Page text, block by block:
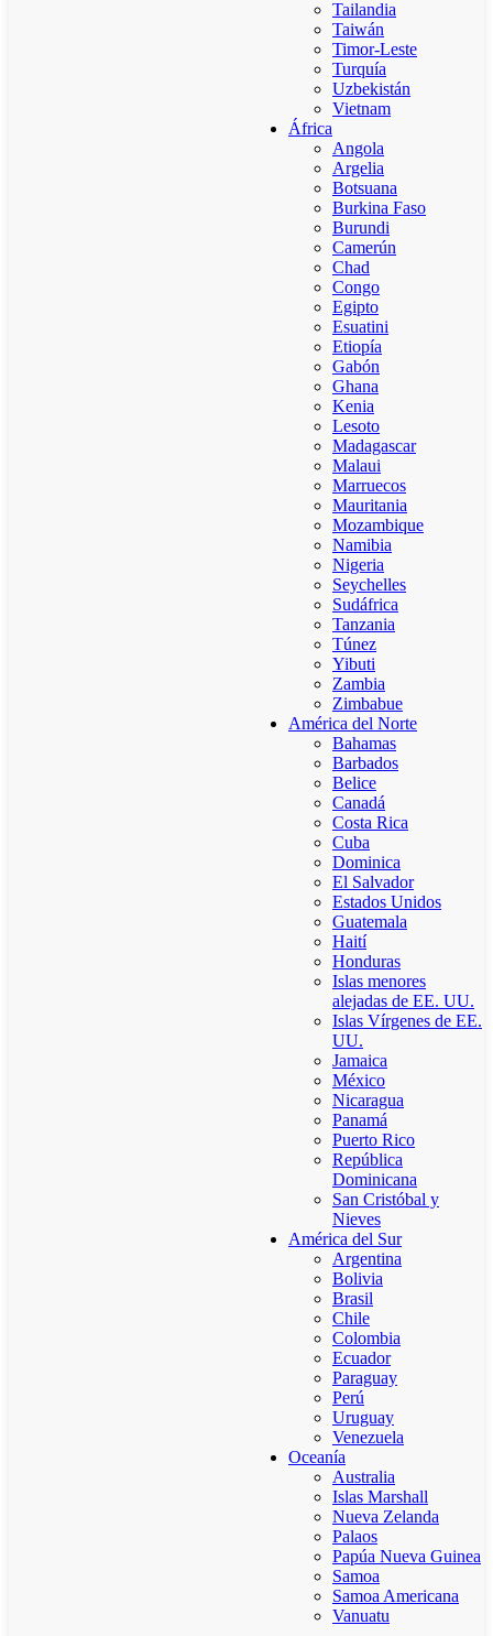
Tailandia
Taiwán
Timor-Leste
Turquía
Uzbekistán
Vietnam
África
Angola
Argelia
Botsuana
Burkina Faso
Burundi
Camerún
Chad
Congo
Egipto
Esuatini
Etiopía
Gabón
Ghana
Kenia
Lesoto
Madagascar
Malaui
Marruecos
Mauritania
Mozambique
Namibia
Nigeria
Seychelles
Sudáfrica
Tanzania
Túnez
Yibuti
Zambia
Zimbabue
América del Norte
Bahamas
Barbados
Belice
Canadá
Costa Rica
Cuba
Dominica
El Salvador
Estados Unidos
Guatemala
Haití
Honduras
Islas menores
alejadas de EE. UU.
Islas Vírgenes de EE.
UU.
Jamaica
México
Nicaragua
Panamá
Puerto Rico
República
Dominicana
San Cristóbal y
Nieves
América del Sur
Argentina
Bolivia
Brasil
Chile
Colombia
Ecuador
Paraguay
Perú
Uruguay
Venezuela
Oceanía
Australia
Islas Marshall
Nueva Zelanda
Palaos
Papúa Nueva Guinea
Samoa
Samoa Americana
Vanuatu